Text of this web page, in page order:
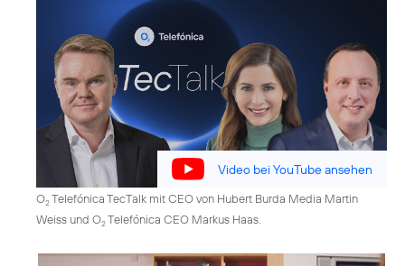
Video bei YouTube ansehen
O2Telefónica TecTalk mit CEO von Hubert Burda Media Martin
Weiss und O2Telefónica CEO Markus Haas.